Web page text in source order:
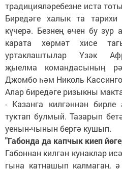
традицияләребезне истә
Биредәге халык та тарихи
күчерә. Безнең өчен бу зур
карата хөрмәт хисе
уртаклаштылар Үзәк
җыелма командасының
Джомбо һәм Николь
Алар биредәге ризыкны
- Казанга килгәннән
туктап булмый. Тазарып
уенын-чынын бергә кушып.
"Габонда да капчык киеп
Габоннан килгән кунаклар
гына катнашып калмаган, ә